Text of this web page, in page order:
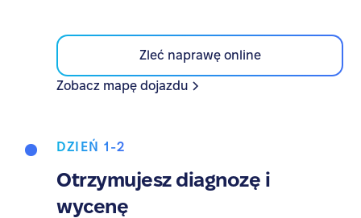
Zleć naprawę online
Zobacz mapę dojazdu
DZIEŃ 1-2
Otrzymujesz diagnozę i
wycenę